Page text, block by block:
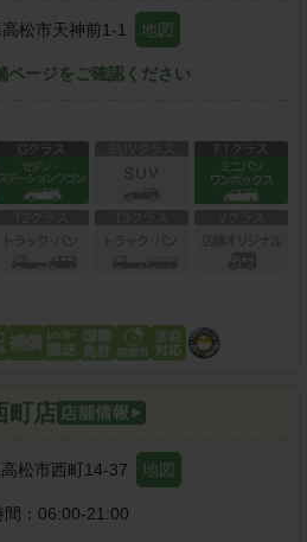
松市天神前1-1 地図
ページをご確認ください
町店
松市西町14-37 地図
： 06:00-21:00